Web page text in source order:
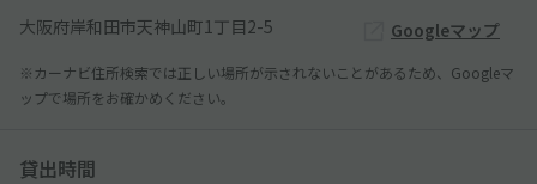
大阪府岸和田市天神山町1丁目2-5 Googleマップ
※カーナビ住所検索では正しい場所が示されないことがあるため、Googleマ
ップで場所をお確かめください。
貸出時間